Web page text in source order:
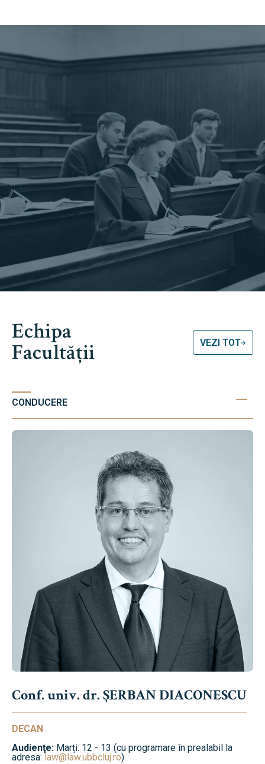
Echipa
Facultății VEZI TOT
CONDUCERE
Conf. univ. dr. ȘERBAN DIACONESCU
DECAN
Audienţe: Marți: 12 - 13 (cu programare în prealabil la
adresa:law@law.ubbcluj.ro)